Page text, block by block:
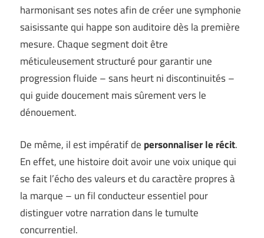
harmonisant ses notes afin de créer une symphonie
saisissante qui happe son auditoire dès la première
mesure. Chaque segment doit être
méticuleusement structuré pour garantir une
progression fluide – sans heurt ni discontinuités –
qui guide doucement mais sûrement vers le
dénouement.
De même, il est impératif de personnaliser le récit.
En effet, une histoire doit avoir une voix unique qui
se fait l’écho des valeurs et du caractère propres à
la marque – un fil conducteur essentiel pour
distinguer votre narration dans le tumulte
concurrentiel.